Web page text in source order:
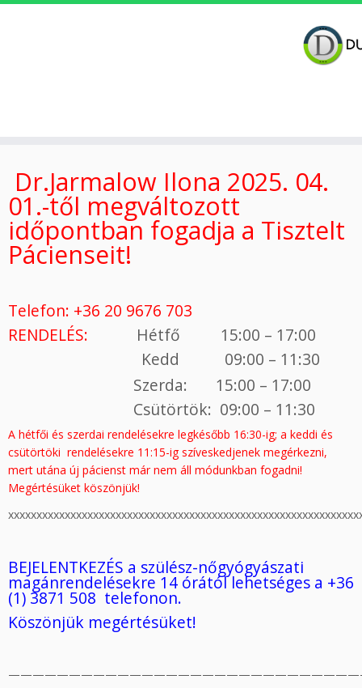
contentDr.Jarmalow Ilona 2025. 04.
01.-től megváltozott
időpontban fogadja a Tisztelt
Pácienseit!
Telefon: +36 20 9676 703
RENDELÉS:
Hétfő 15:00 – 17:00
Kedd
09:00 – 11:30
Szerda: 15:00 – 17:00
Csütörtök: 09:00 – 11:30
A hétfői és szerdai rendelésekre legkésőbb 16:30-ig; a keddi és
csütörtöki rendelésekre 11:15-ig szíveskedjenek megérkezni,
mert utána új pácienst már nem áll módunkban fogadni!
Megértésüket köszönjük!
BEJELENTKEZÉS a szülész-nőgyógyászati
magánrendelésekre 14 órától lehetséges a +36
(1) 3871 508 telefonon.
Köszönjük megértésüket!